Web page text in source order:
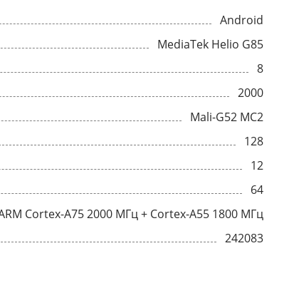
Android
MediaTek Helio G85
8
2000
Mali-G52 MC2
128
12
64
Cortex-A75 2000 МГц + Cortex-A55 1800 МГц
242083